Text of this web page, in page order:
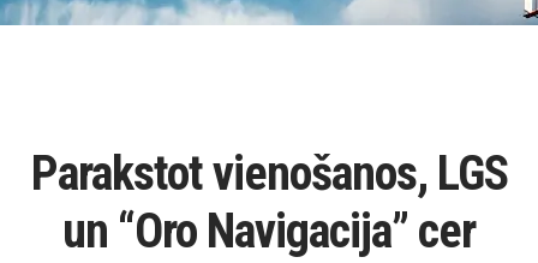
Parakstot vienošanos, LGS
un “Oro Navigacija” cer